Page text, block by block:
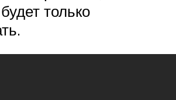
только